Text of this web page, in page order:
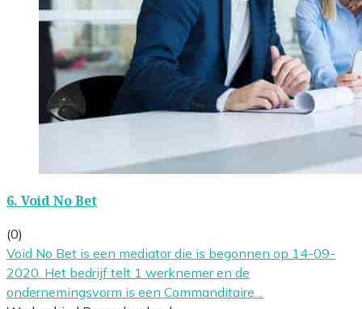
6. Void No Bet
(0)
Void No Bet is een mediator die is begonnen op 14-09-
2020. Het bedrijf telt 1 werknemer en de
ondernemingsvorm is een Commanditaire…